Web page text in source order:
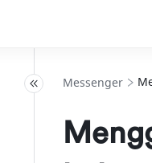
Messenger